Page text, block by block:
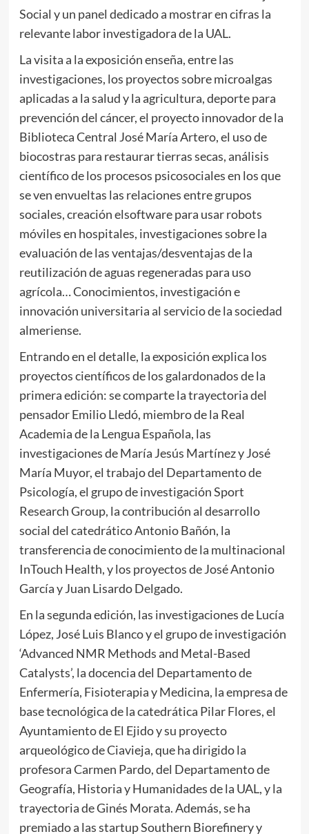
Social y un panel dedicado a mostrar en cifras la
relevante labor investigadora de la UAL.
La visita a la exposición enseña, entre las
investigaciones, los proyectos sobre microalgas
aplicadas a la salud y la agricultura, deporte para
prevención del cáncer, el proyecto innovador de la
Biblioteca Central José María Artero, el uso de
biocostras para restaurar tierras secas, análisis
científico de los procesos psicosociales en los que
se ven envueltas las relaciones entre grupos
sociales, creación elsoftware para usar robots
móviles en hospitales, investigaciones sobre la
evaluación de las ventajas/desventajas de la
reutilización de aguas regeneradas para uso
agrícola… Conocimientos, investigación e
innovación universitaria al servicio de la sociedad
almeriense.
Entrando en el detalle, la exposición explica los
proyectos científicos de los galardonados de la
primera edición: se comparte la trayectoria del
pensador Emilio Lledó, miembro de la Real
Academia de la Lengua Española, las
investigaciones de María Jesús Martínez y José
María Muyor, el trabajo del Departamento de
Psicología, el grupo de investigación Sport
Research Group, la contribución al desarrollo
social del catedrático Antonio Bañón, la
transferencia de conocimiento de la multinacional
InTouch Health, y los proyectos de José Antonio
García y Juan Lisardo Delgado.
En la segunda edición, las investigaciones de Lucía
López, José Luis Blanco y el grupo de investigación
‘Advanced NMR Methods and Metal-Based
Catalysts’, la docencia del Departamento de
Enfermería, Fisioterapia y Medicina, la empresa de
base tecnológica de la catedrática Pilar Flores, el
Ayuntamiento de El Ejido y su proyecto
arqueológico de Ciavieja, que ha dirigido la
profesora Carmen Pardo, del Departamento de
Geografía, Historia y Humanidades de la UAL, y la
trayectoria de Ginés Morata. Además, se ha
premiado a las startup Southern Biorefinery y